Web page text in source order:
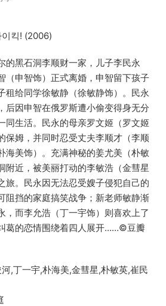
킥! (2006)
的黑石洞李顺财一家，儿子李民永
（申智饰）正式离婚，申智留下孩子
租给同学徐敏静（徐敏静饰）。民永
后因申智在俄罗斯遭小偷变得身无分
同生活。民永的母亲罗文姬（罗文姬
保姆，并同时忍受丈夫李顺才（李顺
海美饰）。充满神秘的姜尤美（朴敏
附近，被美丽打动的李敏浩（金彗星
旅。民永因无法忍受嫂子侵犯自己的
阻挡的家庭搞笑战争；新老师敏静渐
，而李允浩（丁一宇饰）则喜欢上了
葛的恋情围绕着四人展开……©豆瓣
,丁一宇,朴海美,金彗星,朴敏英,崔民